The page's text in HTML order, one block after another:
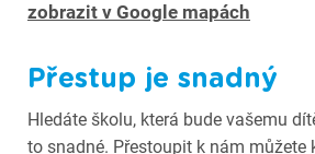
zobrazit v Google mapách
Přestup je snadný
Hledáte školu, která bude vašemu
to snadné. Přestoupit k nám můžete